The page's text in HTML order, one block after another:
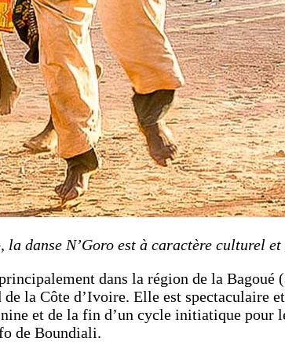
la danse N’Goro est à caractère culturel
dans la région de la
la Côte d’Ivoire. Elle est spectaculaire
et de la fin d’un cycle initiatique pour
de Boundiali.